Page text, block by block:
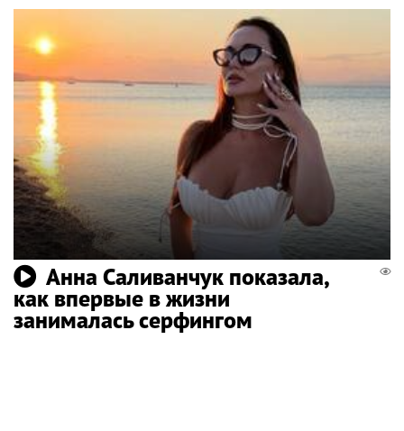
Анна Саливанчук показала,
как впервые в жизни
занималась серфингом